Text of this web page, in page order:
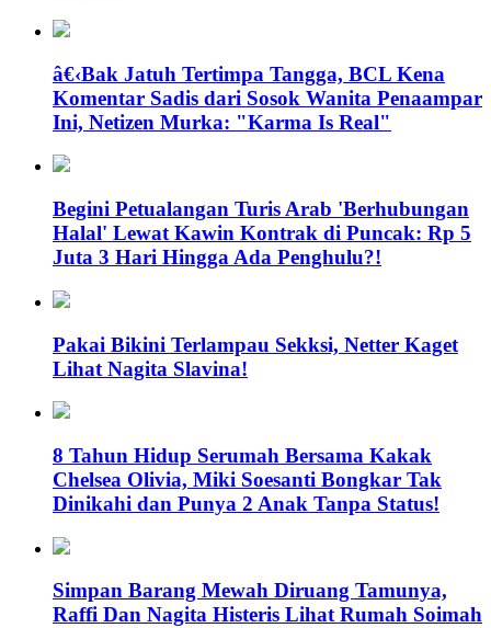
â€‹Bak Jatuh Tertimpa Tangga, BCL Kena
Komentar Sadis dari Sosok Wanita Penaampar
Ini, Netizen Murka: "Karma Is Real"
Begini Petualangan Turis Arab 'Berhubungan
Halal' Lewat Kawin Kontrak di Puncak: Rp 5
Juta 3 Hari Hingga Ada Penghulu?!
Pakai Bikini Terlampau Sekksi, Netter Kaget
Lihat Nagita Slavina!
8 Tahun Hidup Serumah Bersama Kakak
Chelsea Olivia, Miki Soesanti Bongkar Tak
Dinikahi dan Punya 2 Anak Tanpa Status!
Simpan Barang Mewah Diruang Tamunya,
Raffi Dan Nagita Histeris Lihat Rumah Soimah